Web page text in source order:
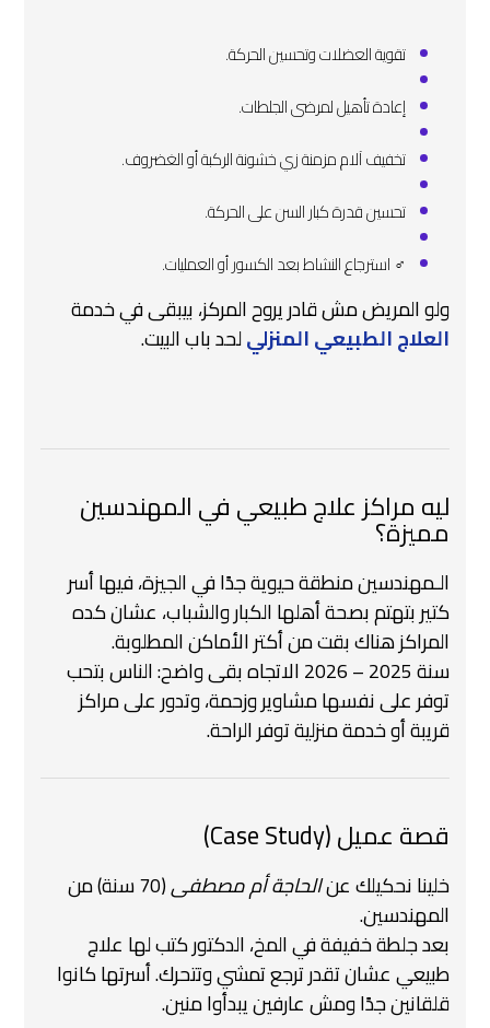
تقوية العضلات وتحسين الحركة.
إعادة تأهيل لمرضى الجلطات.
تخفيف آلام مزمنة زي خشونة الركبة أو الغضروف.
تحسين قدرة كبار السن على الحركة.
‍♂️ استرجاع النشاط بعد الكسور أو العمليات.
ولو المريض مش قادر يروح المركز، بيبقى في خدمة
العلاج الطبيعي المنزليلحد باب البيت.
ليه مراكز علاج طبيعي في المهندسين
مميزة؟
الـمهندسين منطقة حيوية جدًا في الجيزة، فيها أسر
كتير بتهتم بصحة أهلها الكبار والشباب، عشان كده
المراكز هناك بقت من أكتر الأماكن المطلوبة.
سنة 2025 – 2026 الاتجاه بقى واضح: الناس بتحب
توفر على نفسها مشاوير وزحمة، وتدور على مراكز
قريبة أو خدمة منزلية توفر الراحة.
قصة عميل (Case Study)
خلينا نحكيلك عنالحاجة أم مصطفى
(70 سنة) من
المهندسين.
بعد جلطة خفيفة في المخ، الدكتور كتب لها علاج
طبيعي عشان تقدر ترجع تمشي وتتحرك. أسرتها كانوا
قلقانين جدًا ومش عارفين يبدأوا منين.